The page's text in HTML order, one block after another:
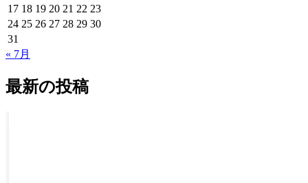
17 18 19 20 21 22 23
24 25 26 27 28 29 30
31
« 7月
最新の投稿